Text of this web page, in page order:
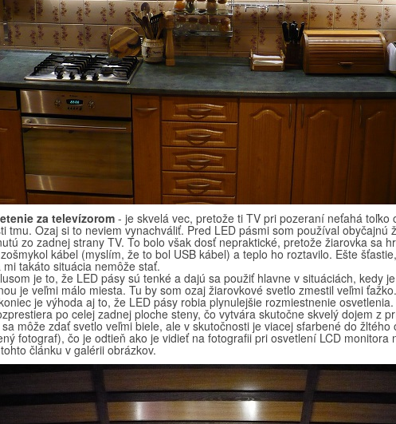
za televízorom- je skvelá vec, pretože ti TV pri pozeraní neťahá
tmu. Ozaj si to neviem vynachváliť. Pred LED pásmi som používal
zo zadnej strany TV. To bolo však dosť nepraktické, pretože žiarovka sa
kábel (myslím, že to bol USB kábel) a teplo ho roztavilo. Ešte
mi takáto situácia nemôže stať.
je to, že LED pásy sú tenké a dajú sa použiť hlavne v situáciách, kedy
je veľmi málo miesta. Tu by som ozaj žiarovkové svetlo zmestil veľmi ťažko.
je výhoda aj to, že LED pásy robia plynulejšie rozmiestnenie
po celej zadnej ploche steny, čo vytvára skutočne skvelý dojem z
môže zdať svetlo veľmi biele, ale v skutočnosti je viacej sfarbené do
fotograf), čo je odtieň ako je vidieť na fotografii pri osvetlení LCD
článku v galérii obrázkov.